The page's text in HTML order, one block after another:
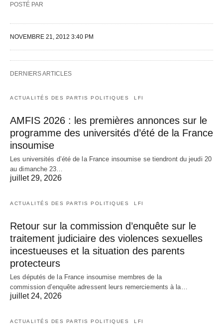
POSTÉ PAR
NOVEMBRE 21, 2012 3:40 PM
DERNIERS ARTICLES
ACTUALITÉS DES PARTIS POLITIQUES LFI
AMFIS 2026 : les premières annonces sur le
programme des universités d’été de la France
insoumise
Les universités d’été de la France insoumise se tiendront du jeudi 20
au dimanche 23…
juillet 29, 2026
ACTUALITÉS DES PARTIS POLITIQUES LFI
Retour sur la commission d’enquête sur le
traitement judiciaire des violences sexuelles
incestueuses et la situation des parents
protecteurs
Les députés de la France insoumise membres de la
commission d’enquête adressent leurs remerciements à la…
juillet 24, 2026
ACTUALITÉS DES PARTIS POLITIQUES LFI